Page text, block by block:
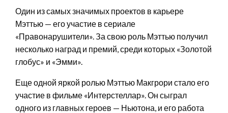
Один из самых значимых проектов в карьере
Мэттью — его участие в сериале
«Правонарушители». За свою роль Мэттью получил
несколько наград и премий, среди которых «Золотой
глобус» и «Эмми».
Еще одной яркой ролью Мэттью Макгрори стало его
участие в фильме «Интерстеллар». Он сыграл
одного из главных героев — Ньютона, и его работа